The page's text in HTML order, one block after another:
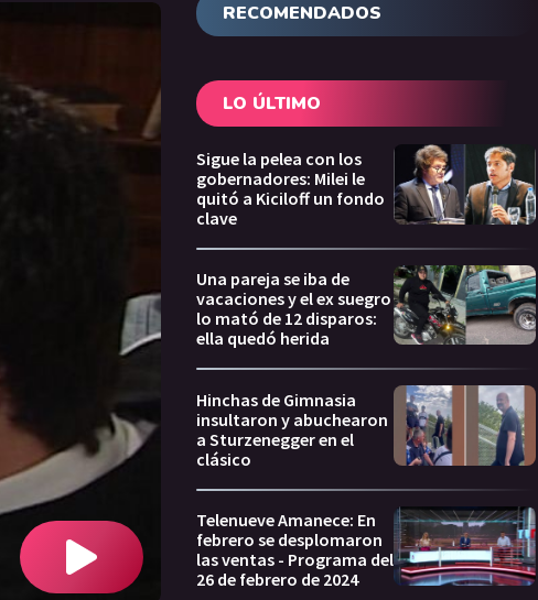
RECOMENDADOS
LO ÚLTIMO
Sigue la pelea con los
gobernadores: Milei le
quitó a Kiciloff un fondo
clave
Una pareja se iba de
vacaciones y el ex suegro
lo mató de 12 disparos:
ella quedó herida
Hinchas de Gimnasia
insultaron y abuchearon
a Sturzenegger en el
clásico
Telenueve Amanece: En
febrero se desplomaron
las ventas - Programa del
26 de febrero de 2024